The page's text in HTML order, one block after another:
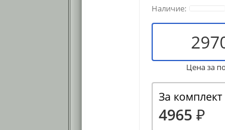
Цена за
За комплект
4965 ₽